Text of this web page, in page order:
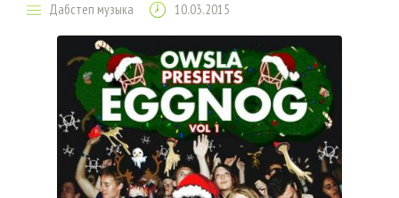
Дабстеп музыка 10.03.2015